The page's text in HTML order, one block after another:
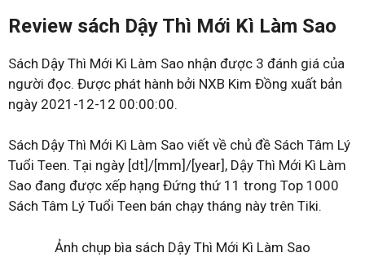
Review sách Dậy Thì Mới Kì Làm Sao
Sách Dậy Thì Mới Kì Làm Sao nhận được 3 đánh giá của
người đọc. Được phát hành bởi NXB Kim Đồng xuất bản
ngày 2021-12-12 00:00:00.
Sách Dậy Thì Mới Kì Làm Sao viết về chủ đề Sách Tâm Lý
Tuổi Teen. Tại ngày [dt]/[mm]/[year], Dậy Thì Mới Kì Làm
Sao đang được xếp hạng Đứng thứ 11 trong Top 1000
Sách Tâm Lý Tuổi Teen bán chạy tháng này trên Tiki.
Ảnh chụp bìa sách Dậy Thì Mới Kì Làm Sao